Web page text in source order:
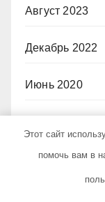
Август 2023
Декабрь 2022
Июнь 2020
Декабрь 2019
Этот сайт
помочь вам в